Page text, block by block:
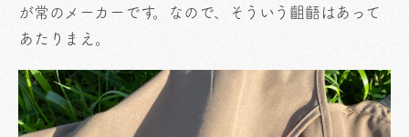
が常のメーカーです。なので、そういう齟齬はあって
あたりまえ。